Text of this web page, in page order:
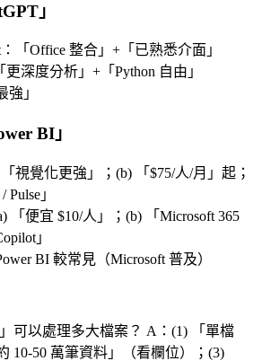
」
「 Office 整合 」+「 已熟悉介面 」
更深度分析 」+「 Python 自由 」
強 」
BI 」
視覺化更強 」；(b) 「 $75/人/月 」起；
Pulse 」
「 便宜 $10/人 」；(b) 「 Microsoft 365
」
BI 較常見（Microsoft 普及）
」可以處理多大檔案？ A：(1) 「 單檔
10-50 萬筆資料 」（看欄位）；(3)